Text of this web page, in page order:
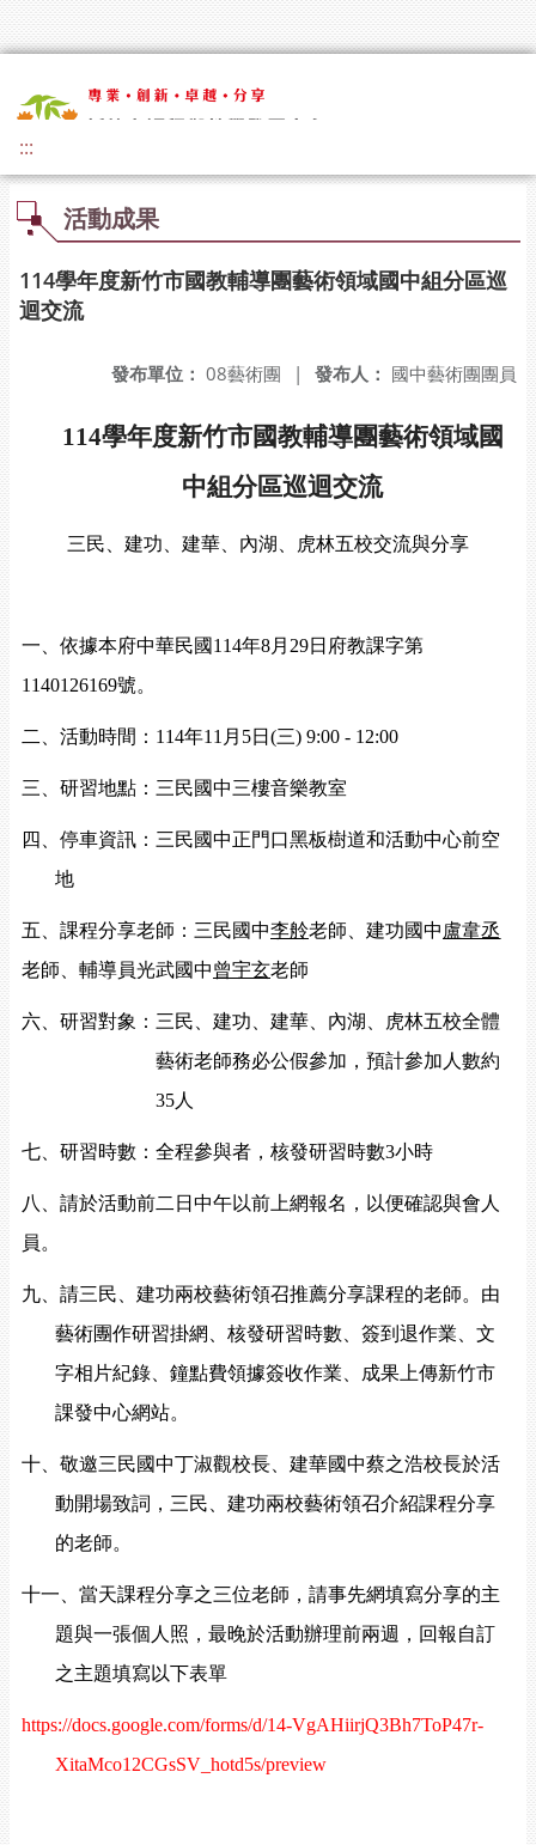
:::
活動成果
114學年度新竹市國教輔導團藝術領域國中組分區巡
迴交流
發布人： 國中藝術團團員
發布單位： 08藝術團 |
114學年度新竹市國教輔導團藝術領域國
中組分區巡迴交流
三民、建功、建華、內湖、虎林五校交流與分享
一、依據本府中華民國114年8月 29日府教課字第
1140126169號。
二、 活動時間： 114年11 月 5日 (三) 9:00 - 12:00
三、研習地點： 三民國中三樓音樂教室
四、停車資訊： 三民國中正門口黑板樹道和活動中心前空
地
五、課程分享老師： 三民國中李舲老師 、建功國中 盧韋丞
老師、輔導員光武國中曾宇玄老師
六、研習對象： 三民、建功、建華、內湖、虎林五校全體
藝術老師務必公假參加，預計參加人數約
35人
七、研習時數：全程參與者，核發研習時數3小時
八、請於活動前二日中午以前上網報名，以便確認與會人
員。
九、請三民、建功兩校藝術領召推薦分享課程的老師。由
藝術團作研習掛網、核發研習時數、簽到退作業、文
字相片紀錄、鐘點費領據簽收作業、成果上傳新竹市
課發中心網站。
十、敬邀三民國中丁淑觀校長、建華國中蔡之浩校長於活
動開場致詞，三民、建功兩校藝術領召介紹課程分享
的老師。
十一、當天課程分享之三位老師，請事先網填寫分享的主
題與一張個人照，最晚於活動辦理前兩週，回報自訂
之主題填寫以下表單
https://docs.google.com/forms/d/14-VgAHiirjQ3Bh7ToP47r-
XitaMco12CGsSV_hotd5s/preview